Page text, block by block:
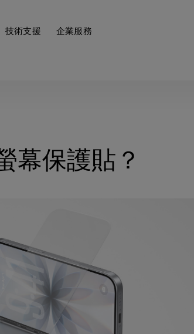
技術支援 企業服務
幕保護貼？